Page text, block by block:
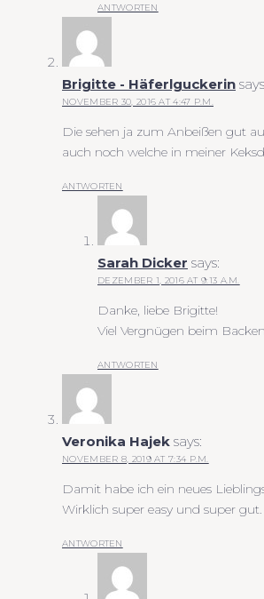
ANTWORTEN
Brigitte - Häferlguckerin
NOVEMBER 30, 2016 AT 4:47 P.M.
Die sehen ja zum Anbeißen gut
auch noch welche in meiner
ANTWORTEN
Sarah Dicker says:
DEZEMBER 1, 2016 AT 9:13 A.M.
Danke, liebe Brigitte!
Viel Vergnügen beim
ANTWORTEN
Veronika Hajek says:
NOVEMBER 8, 2019 AT 7:34 P.M.
Damit habe ich ein neues
Wirklich super easy und super
ANTWORTEN